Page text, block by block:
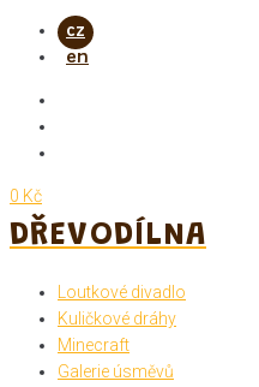
Skip
0 Kč
DŘEVODÍLNA
Loutkové divadlo
Kuličkové dráhy
Minecraft
Galerie úsměvů